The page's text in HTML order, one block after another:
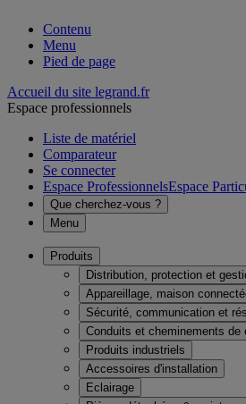
Contenu
Menu
Pied de page
Accueil du site legrand.fr
Espace professionnels
Liste de matériel
Comparateur
Se connecter
Espace ProfessionnelsEspace
Que cherchez-vous ?
Menu
Produits
Distribution, protection et
Appareillage, maison
Sécurité, communication et
Conduits et cheminements de
Produits industriels
Accessoires d'installation
Eclairage